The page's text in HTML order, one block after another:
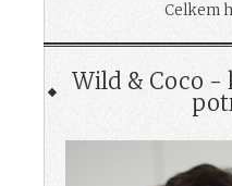
Celkem
Wild & Coco -